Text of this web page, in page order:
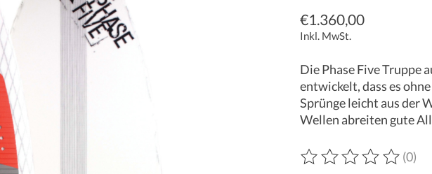
€1.360,00
Inkl. MwSt.
Die Phase Five Truppe
entwickelt, dass es
Sprünge leicht aus der
Wellen abreiten gute
Die Bewertung dieses
(0)